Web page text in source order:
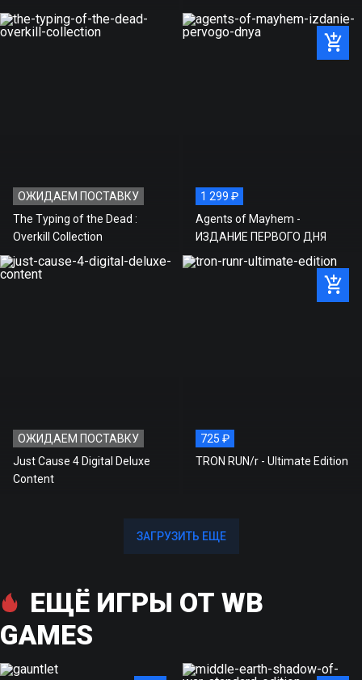
ГОД ВЫХОДА:
2014
Рекомендованная розничная
цена
Экономия
0 ₽
ОЖИДАЕМ ПОСТАВКУ
The Typing of the Dead :
Overkill Collection
1 299 ₽
Agents of Mayhem -
ИЗДАНИЕ ПЕРВОГО ДНЯ
ОЖИДАЕМ ПОСТАВКУ
Just Cause 4 Digital Deluxe
Content
725 ₽
TRON RUN/r - Ultimate Edition
ЗАГРУЗИТЬ ЕЩЕ
ЗАГРУЗИТЬ ЕЩЕ
ЕЩЁ ИГРЫ ОТ WB
GAMES